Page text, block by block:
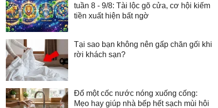
tuần 8 - 9/8: Tài lộc gõ cửa, cơ hội kiếm
tiền xuất hiện bất ngờ
Tại sao bạn không nên gấp chăn gối khi
rời khách sạn?
Đổ một cốc nước nóng xuống cống:
Mẹo hay giúp nhà bếp hết sạch mùi hôi